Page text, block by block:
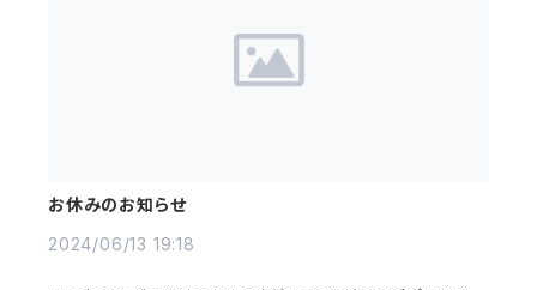
お休みのお知らせ
2024/06/13 19:18